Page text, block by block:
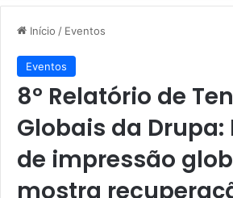
Início / Eventos
Eventos
8º Relatório de
Globais da
de impressão
mostra